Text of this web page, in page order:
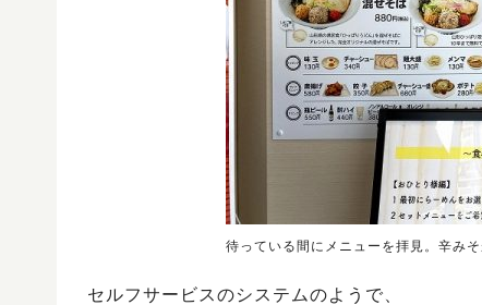
待っている間にメニューを拝見。辛み
セルフサービスのシステムのようで、